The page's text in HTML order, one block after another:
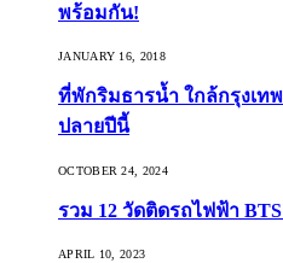
พร้อมกัน!
JANUARY 16, 2018
ที่พักริมธารน้ำ ใกล้กรุงเ
ปลายปีนี้
OCTOBER 24, 2024
รวม 12 วัดติดรถไฟฟ้า
APRIL 10, 2023